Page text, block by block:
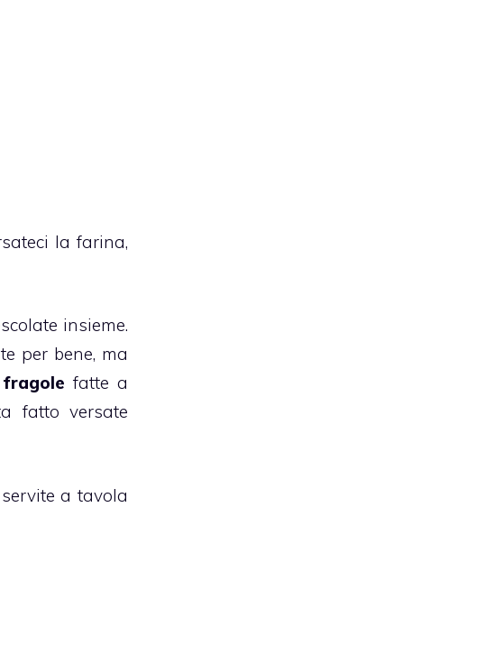
la farina,
insieme.
per bene, ma
fragole fatte a
fatto versate
a tavola